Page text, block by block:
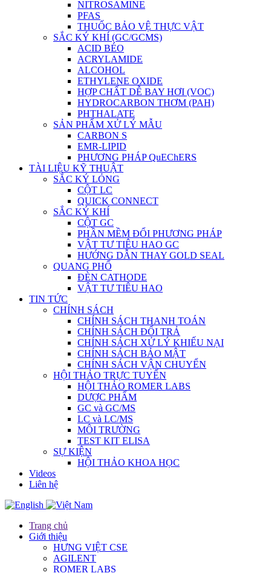
NITROSAMINE
PFAS
THUỐC BẢO VỆ THỰC VẬT
SẮC KÝ KHÍ (GC/GCMS)
ACID BÉO
ACRYLAMIDE
ALCOHOL
ETHYLENE OXIDE
HỢP CHẤT DỄ BAY HƠI (VOC)
HYDROCARBON THƠM (PAH)
PHTHALATE
SẢN PHẨM XỬ LÝ MẪU
CARBON S
EMR-LIPID
PHƯƠNG PHÁP QuEChERS
TÀI LIỆU KỸ THUẬT
SẮC KÝ LỎNG
CỘT LC
QUICK CONNECT
SẮC KÝ KHÍ
CỘT GC
PHẦN MỀM ĐỔI PHƯƠNG PHÁP
VẬT TƯ TIÊU HAO GC
HƯỚNG DẪN THAY GOLD SEAL
QUANG PHỔ
ĐÈN CATHODE
VẬT TƯ TIÊU HAO
TIN TỨC
CHÍNH SÁCH
CHÍNH SÁCH THANH TOÁN
CHÍNH SÁCH ĐỔI TRẢ
CHÍNH SÁCH XỬ LÝ KHIẾU NẠI
CHÍNH SÁCH BẢO MẬT
CHÍNH SÁCH VẬN CHUYỂN
HỘI THẢO TRỰC TUYẾN
HỘI THẢO ROMER LABS
DƯỢC PHẨM
GC và GC/MS
LC và LC/MS
MÔI TRƯỜNG
TEST KIT ELISA
SỰ KIỆN
HỘI THẢO KHOA HỌC
Videos
Liên hệ
Trang chủ
Giới thiệu
HƯNG VIỆT CSE
AGILENT
ROMER LABS